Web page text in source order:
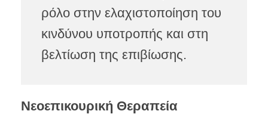
ρόλο στην ελαχιστοποίηση του
κινδύνου υποτροπής και στη
βελτίωση της επιβίωσης.
Νεοεπικουρική Θεραπεία